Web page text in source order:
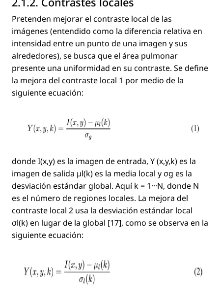
Pretenden mejorar el contraste local de las
imágenes (entendido como la diferencia relativa en
intensidad entre un punto de una imagen y sus
alrededores), se busca que el área pulmonar
presente una uniformidad en su contraste. Se deﬁne
la mejora del contraste local 1 por medio de la
siguiente ecuación:
dondeI(x,y)es la imagen de entrada, Y (x,y,k)es la
imagen de salida µl(k)es la media local y σg es la
desviación estándar global. Aquík = 1···N, donde N
es el número de regiones locales. La mejora del
contraste local 2 usa la desviación estándar local
σl(k)en lugar de la global [17], como se observa en la
siguiente ecuación: